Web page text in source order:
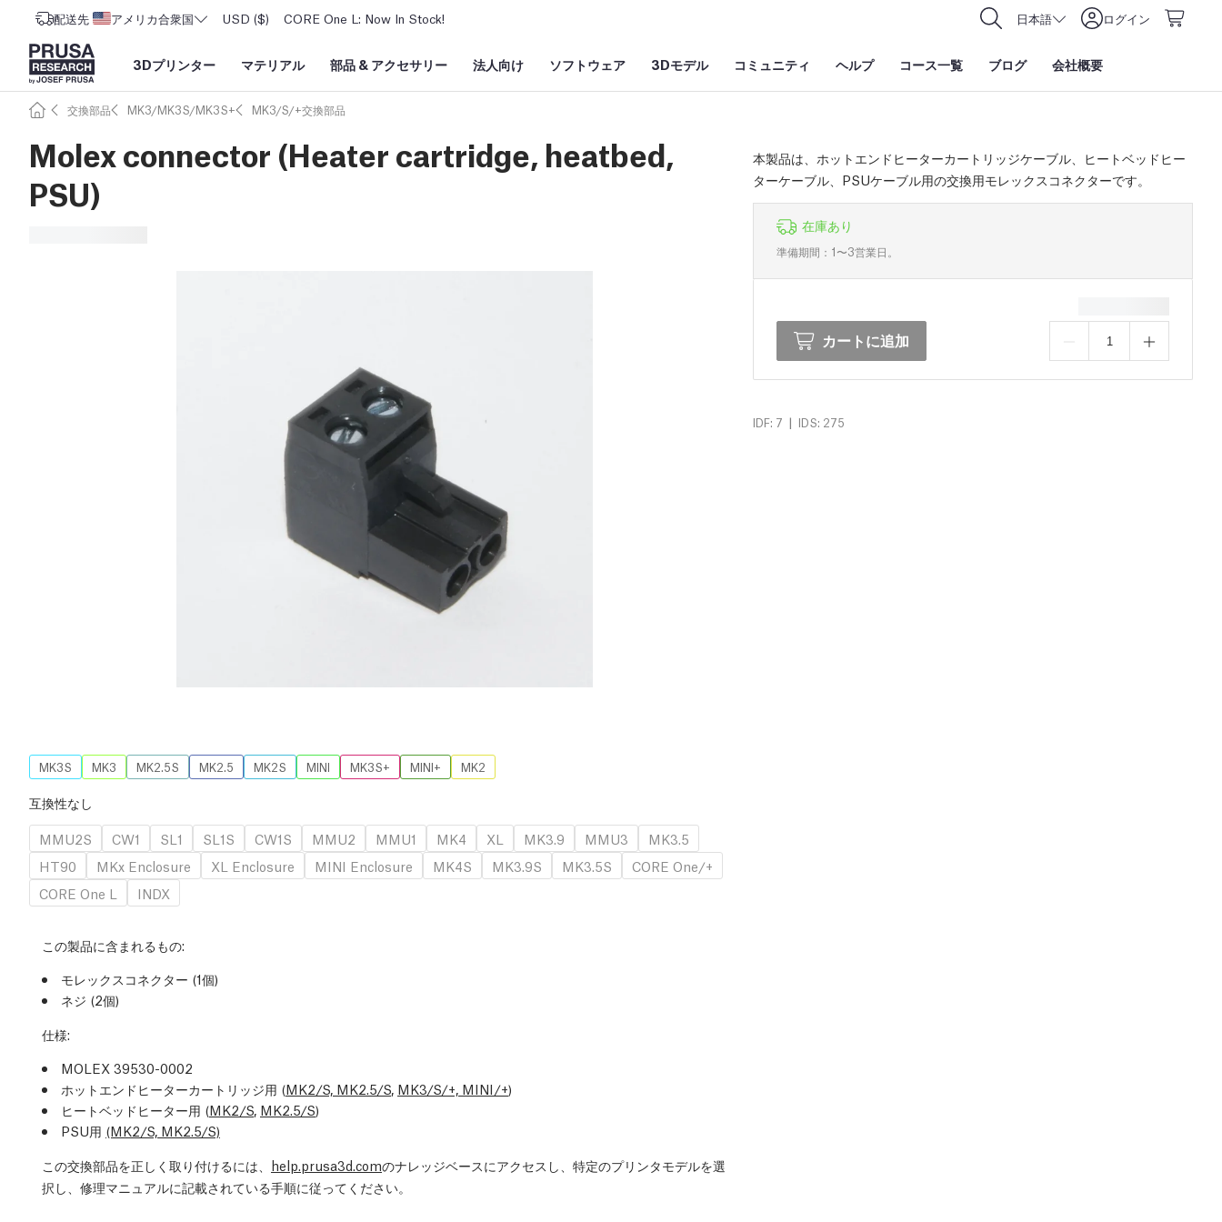
配送先 アメリカ合衆国 USD ($) CORE One L: Now In Stock! 日本語 ログイン
3Dプリンター マテリアル 部品 & アクセサリー 法人向け ソフトウェア 3Dモデル コミュニティ ヘルプ コース一覧 ブログ 会社概要
交換部品 MK3/MK3S/MK3S+ MK3/S/+交換部品
Molex connector (Heater cartridge, heatbed,
PSU)
本製品は、ホットエンドヒーターカートリッジケーブル、ヒートベッドヒー
ターケーブル、PSUケーブル用の交換用モレックスコネクターです。
在庫あり
準備期間：1〜3営業日。
カートに追加
IDF: 7 | IDS: 275
MK3S MK3 MK2.5S MK2.5 MK2S MINI MK3S+ MINI+ MK2
互換性なし
MMU2S
CW1 SL1 SL1S CW1S MMU2 MMU1 MK4 XL MK3.9 MMU3
MK3.5
HT90
MKx Enclosure XL Enclosure MINI Enclosure MK4S MK3.9S MK3.5S
CORE One/+
CORE One L
INDX
この製品に含まれるもの:
モレックスコネクター (1個)
ネジ (2個)
仕様:
MOLEX 39530-0002
ホットエンドヒーターカートリッジ用 (MK2/S, MK2.5/S, MK3/S/+, MINI/+)
ヒートベッドヒーター用 (MK2/S, MK2.5/S)
PSU用 (MK2/S, MK2.5/S)
この交換部品を正しく取り付けるには、 help.prusa3d.comのナレッジベースにアクセスし、特定のプリンタモデルを選
択し、修理マニュアルに記載されている手順に従ってください。